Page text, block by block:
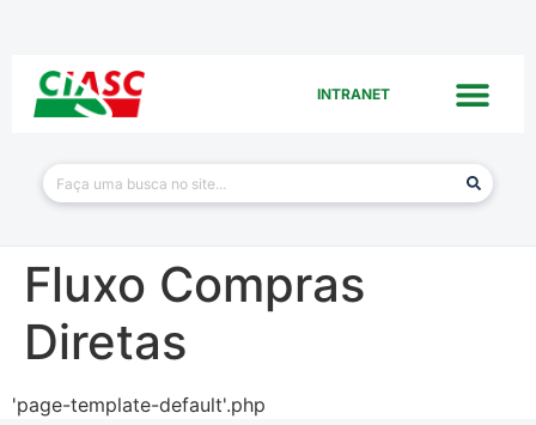
INTRANET
Fluxo Compras
Diretas
'page-template-default'.php